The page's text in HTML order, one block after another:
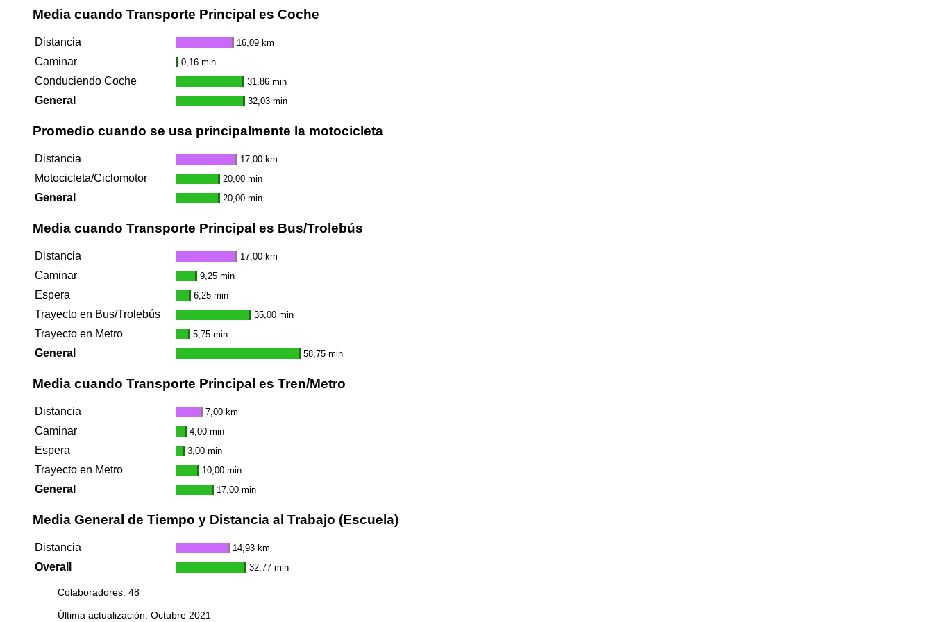
Media cuando Transporte Principal es Coche
Distancia 16,09 km
Caminar 0,16 min
Conduciendo Coche 31,86 min
General 32,03 min
Promedio cuando se usa principalmente la motocicleta
Distancia 17,00 km
Motocicleta/Ciclomotor 20,00 min
General 20,00 min
Media cuando Transporte Principal es Bus/Trolebús
Distancia 17,00 km
Caminar 9,25 min
Espera 6,25 min
Trayecto en Bus/Trolebús 35,00 min
Trayecto en Metro 5,75 min
General 58,75 min
Media cuando Transporte Principal es Tren/Metro
Distancia 7,00 km
Caminar 4,00 min
Espera 3,00 min
Trayecto en Metro 10,00 min
General 17,00 min
Media General de Tiempo y Distancia al Trabajo (Escuela)
Distancia 14,93 km
Overall 32,77 min
Colaboradores: 48
Última actualización: Octubre 2021